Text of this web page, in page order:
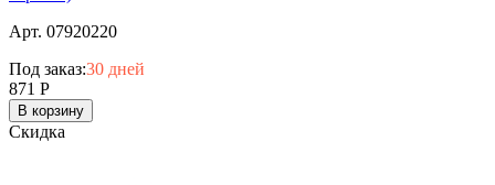
Арт. 07920220
Под заказ:30 дней
871 Р
В корзину
Скидка